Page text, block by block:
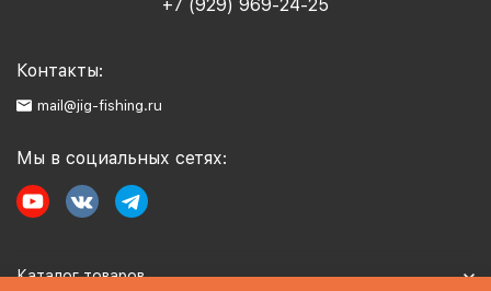
+7 (929) 969-24-25
Контакты:
mail@jig-fishing.ru
Мы в социальных сетях:
Каталог товаров